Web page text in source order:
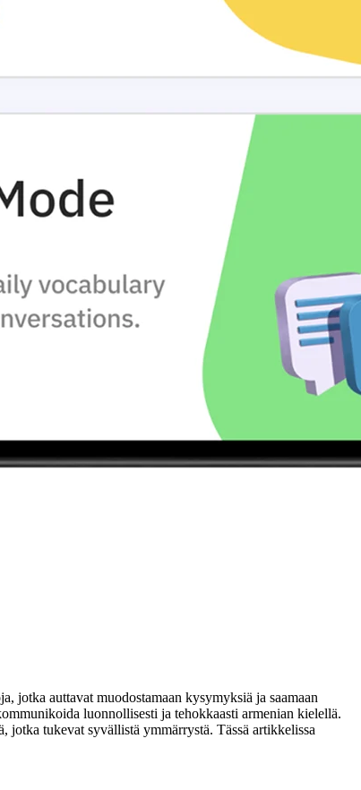
jotka auttavat muodostamaan kysymyksiä ja saamaan
luonnollisesti ja tehokkaasti armenian kielellä.
jotka tukevat syvällistä ymmärrystä. Tässä artikkelissa